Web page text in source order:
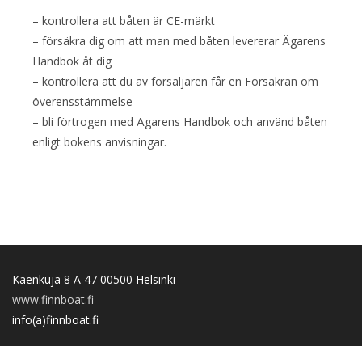
– kontrollera att båten är CE-märkt
– försäkra dig om att man med båten levererar Ägarens
Handbok åt dig
– kontrollera att du av försäljaren får en Försäkran om
överensstämmelse
– bli förtrogen med Ägarens Handbok och använd båten
enligt bokens anvisningar.
Käenkuja 8 A 47 00500 Helsinki
www.finnboat.fi
info(a)finnboat.fi